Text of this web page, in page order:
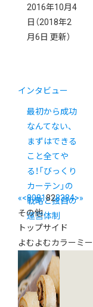
2016年10月4
日 （2018年2
月6日 更新）
インタビュー
最初から成功
なんてない、
まずはできる
こと全てや
る！「びっくり
カーテン」の
戦略と独自の
運営体制
«<8081828384>»
その他
トップサイド
よむよむカラーミー